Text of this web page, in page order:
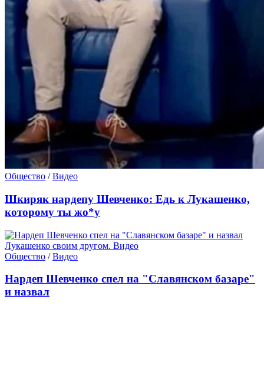
Общество /Видео
Шкиряк нардепу Шевченко: Едь к Лукашенко,
которому ты жо*у
Общество /Видео
Нардеп Шевченко спел на "Славянском базаре"
и назвал